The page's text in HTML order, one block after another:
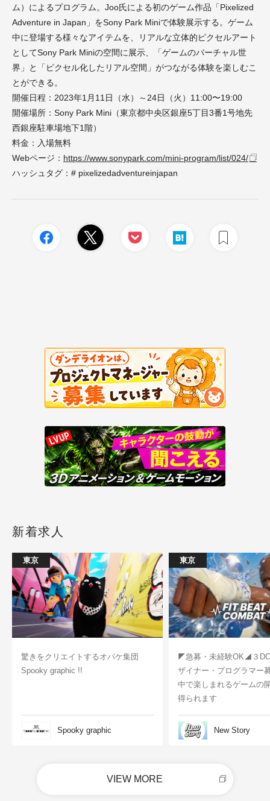
ム）によるプログラム。Joo氏による初のゲーム作品「Pixelized
Adventure in Japan」をSony Park Miniで体験展示する。ゲーム
中に登場する様々なアイテムを、リアルな立体的ピクセルアート
としてSony Park Miniの空間に展示、「ゲームのバーチャル世
界」と「ピクセル化したリアル空間」がつながる体験を楽しむこ
とができる。
開催日程：2023年1月11日（水）～24日（火）11:00〜19:00
開催場所：Sony Park Mini（東京都中央区銀座5丁目3番1号地先
西銀座駐車場地下1階）
料金：入場無料
Webページ： https://www.sonypark.com/mini-program/list/024/
ハッシュタグ：# pixelizedadventureinjapan
新着求人
東京
驚きをクリエイトするオバケ集団
Spooky graphic !!
Spooky graphic
東京
◤急募・未経験OK◢３
ザイナー・プログラマー
中で楽しまれるゲームの
得られます
New Story
VIEW MORE